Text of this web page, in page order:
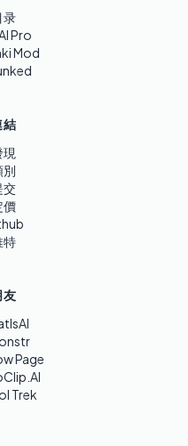
录
Pro
Mod
結
現
別
交
價
特
友
Page
Trek